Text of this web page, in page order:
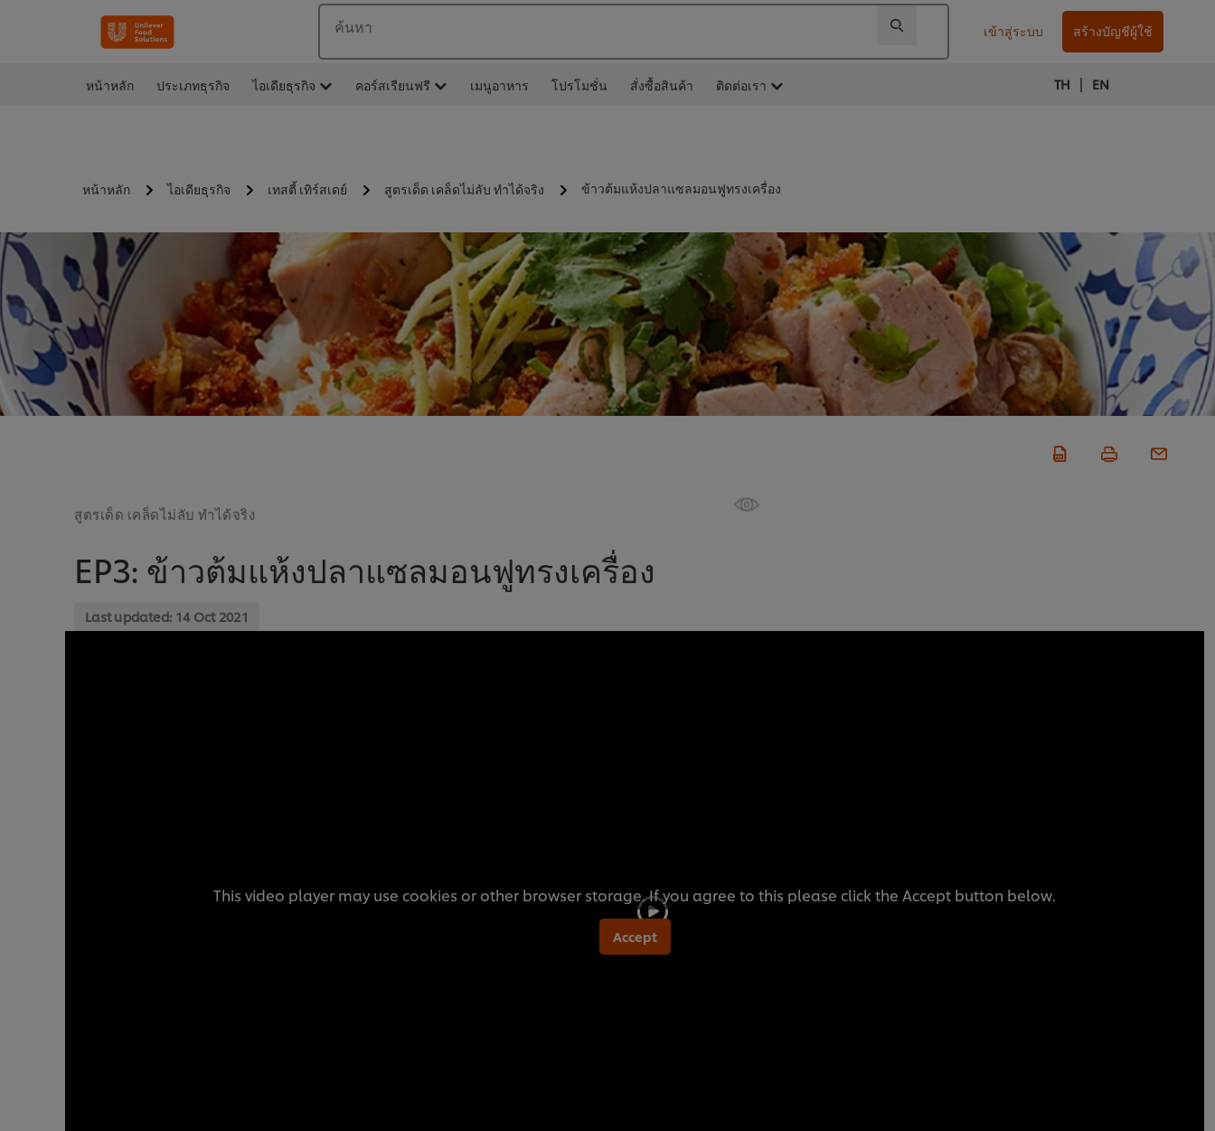
ค้นหา เข้าสู่ระบบ สร้างบัญชีผู้ใช้
หน้าหลัก ประเภทธุรกิจ ไอเดียธุรกิจ คอร์สเรียนฟรี เมนูอาหาร โปรโมชั่น สั่งซื้อสินค้า ติดต่อเรา TH | EN
หน้าหลัก ไอเดียธุรกิจ เทสตี้ เทิร์สเดย์ สูตรเด็ด เคล็ดไม่ลับ ทำได้จริง ข้าวต้มแห้งปลาแซลมอนฟูทรงเครื่อง
สูตรเด็ด เคล็ดไม่ลับ ทำได้จริง
EP3: ข้าวต้มแห้งปลาแซลมอนฟูทรงเครื่อง
Last updated: 14 Oct 2021
This video player may use cookies or other browser storage. If you agree to this please click the Accept button below.
Accept